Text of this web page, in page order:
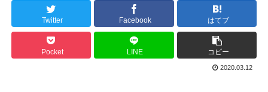
Twitter Facebook はてブ
Pocket LINE コピー
2020.03.12